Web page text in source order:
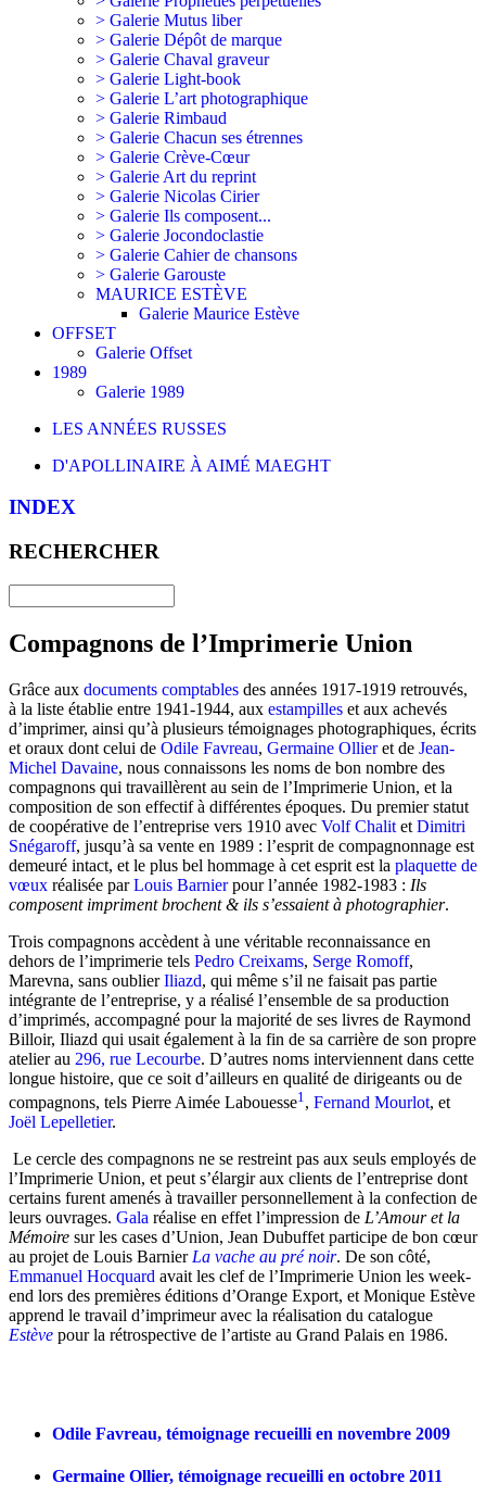
> Galerie Mutus liber
> Galerie Dépôt de marque
> Galerie Chaval graveur
> Galerie Light-book
> Galerie L’art photographique
> Galerie Rimbaud
> Galerie Chacun ses étrennes
> Galerie Crève-Cœur
> Galerie Art du reprint
> Galerie Nicolas Cirier
> Galerie Ils composent...
> Galerie Jocondoclastie
> Galerie Cahier de chansons
> Galerie Garouste
MAURICE ESTÈVE
Galerie Maurice Estève
OFFSET
Galerie Offset
1989
Galerie 1989
LES ANNÉES RUSSES
D'APOLLINAIRE À AIMÉ MAEGHT
INDEX
RECHERCHER
Compagnons de l’Imprimerie Union
Grâce aux documents comptables des années 1917-1919 retrouvés,
à la liste établie entre 1941-1944, aux estampilles et aux achevés
d’imprimer, ainsi qu’à plusieurs témoignages photographiques, écrits
et oraux dont celui de Odile Favreau, Germaine Ollieret de Jean-
Michel Davaine, nous connaissons les noms de bon nombre des
compagnons qui travaillèrent au sein de l’Imprimerie Union, et la
composition de son effectif à différentes époques. Du premier statut
de coopérative de l’entreprise vers 1910 avec Volf Chalit et Dimitri
Snégaroff, jusqu’à sa vente en 1989 : l’esprit de compagnonnage est
demeuré intact, et le plus bel hommage à cet esprit est la plaquette de
vœux réalisée parLouis Barnierpour l’année 1982-1983 : Ils
composent impriment brochent & ils s’essaient à photographier.
Trois compagnons accèdent à une véritable reconnaissance en
dehors de l’imprimerie tels Pedro Creixams, Serge Romoff,
Marevna, sans oublierIliazd, qui même s’il ne faisait pas partie
intégrante de l’entreprise, y a réalisé l’ensemble de sa production
d’imprimés, accompagné pour la majorité de ses livres de Raymond
Billoir, Iliazd qui usait également à la fin de sa carrière de son propre
atelier au 296, rue Lecourbe. D’autres noms interviennent dans cette
longue histoire, que ce soit d’ailleurs en qualité de dirigeants ou de
compagnons, tels Pierre Aimée Labouesse1 , Fernand Mourlot, et
Joël Lepelletier.
Le cercle des compagnons ne se restreint pas aux seuls employés de
l’Imprimerie Union, et peut s’élargir aux clients de l’entreprise dont
certains furent amenés à travailler personnellement à la confection de
leurs ouvrages. Gala réalise en effet l’impression de L’Amour et la
Mémoire sur les cases d’Union, Jean Dubuffet participe de bon cœur
au projet de Louis Barnier La vache au pré noir. De son côté,
Emmanuel Hocquard avait les clef de l’Imprimerie Union les week-
end lors des premières éditions d’Orange Export, et Monique Estève
apprend le travail d’imprimeur avec la réalisation du catalogue
Estève pour la rétrospective de l’artiste au Grand Palais en 1986.
Odile Favreau, témoignage recueilli en novembre 2009
Germaine Ollier, témoignage recueilli en octobre 2011